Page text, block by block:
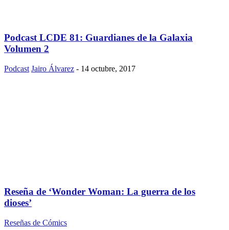
Podcast LCDE 81: Guardianes de la Galaxia
Volumen 2
Podcast Jairo Álvarez - 14 octubre, 2017
Reseña de ‘Wonder Woman: La guerra de los
dioses’
Reseñas de Cómics